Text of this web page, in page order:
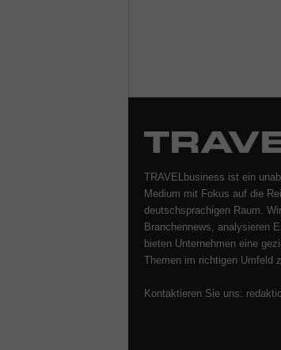
TRAVELbusiness ist ein
Medium mit Fokus auf die
deutschsprachigen Raum.
Branchennews, analysieren
bieten Unternehmen eine
Themen im richtigen Umfeld
Kontaktieren Sie uns: